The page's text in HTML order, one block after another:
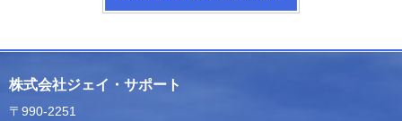
株式会社ジェイ・サポート
〒990-2251